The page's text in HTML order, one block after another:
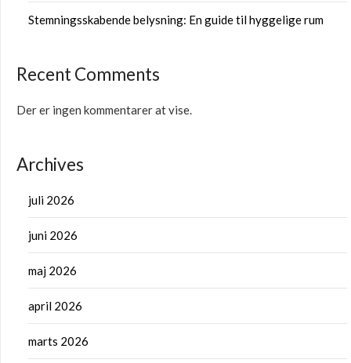
Stemningsskabende belysning: En guide til hyggelige rum
Recent Comments
Der er ingen kommentarer at vise.
Archives
juli 2026
juni 2026
maj 2026
april 2026
marts 2026